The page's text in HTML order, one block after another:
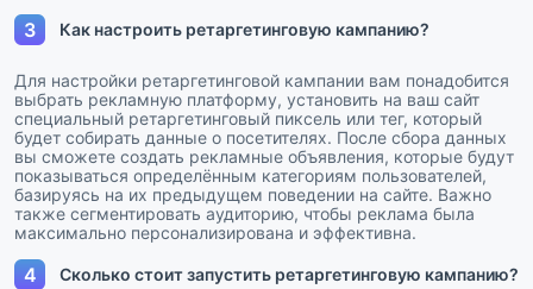
3 Как настроить ретаргетинговую кампанию?
Для настройки ретаргетинговой кампании вам понадобится
выбрать рекламную платформу, установить на ваш сайт
специальный ретаргетинговый пиксель или тег, который
будет собирать данные о посетителях. После сбора данных
вы сможете создать рекламные объявления, которые будут
показываться определённым категориям пользователей,
базируясь на их предыдущем поведении на сайте. Важно
также сегментировать аудиторию, чтобы реклама была
максимально персонализирована и эффективна.
4 Сколько стоит запустить ретаргетинговую кампанию?